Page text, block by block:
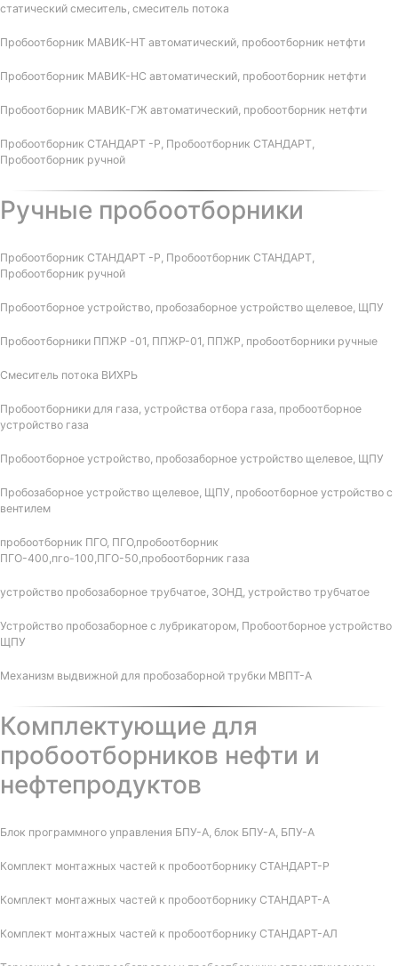
статический смеситель, смеситель потока
Пробоотборник МАВИК-НТ автоматический, пробоотборник нетфти
Пробоотборник МАВИК-НС автоматический, пробоотборник нетфти
Пробоотборник МАВИК-ГЖ автоматический, пробоотборник нетфти
Пробоотборник СТАНДАРТ -Р, Пробоотборник СТАНДАРТ,
Пробоотборник ручной
Ручные пробоотборники
Пробоотборник СТАНДАРТ -Р, Пробоотборник СТАНДАРТ,
Пробоотборник ручной
Пробоотборное устройство, пробозаборное устройство щелевое, ЩПУ
Пробоотборники ППЖР -01, ППЖР-01, ППЖР, пробоотборники ручные
Смеситель потока ВИХРЬ
Пробоотборники для газа, устройства отбора газа, пробоотборное
устройство газа
Пробоотборное устройство, пробозаборное устройство щелевое, ЩПУ
Пробозаборное устройство щелевое, ЩПУ, пробоотборное устройство с
вентилем
пробоотборник ПГО, ПГО,пробоотборник
ПГО-400,пго-100,ПГО-50,пробоотборник газа
устройство пробозаборное трубчатое, ЗОНД, устройство трубчатое
Устройство пробозаборное с лубрикатором, Пробоотборное устройство
ЩПУ
Механизм выдвижной для пробозаборной трубки МВПТ-А
Комплектующие для
пробоотборников нефти и
нефтепродуктов
Блок программного управления БПУ-А, блок БПУ-А, БПУ-А
Комплект монтажных частей к пробоотборнику СТАНДАРТ-Р
Комплект монтажных частей к пробоотборнику СТАНДАРТ-А
Комплект монтажных частей к пробоотборнику СТАНДАРТ-АЛ